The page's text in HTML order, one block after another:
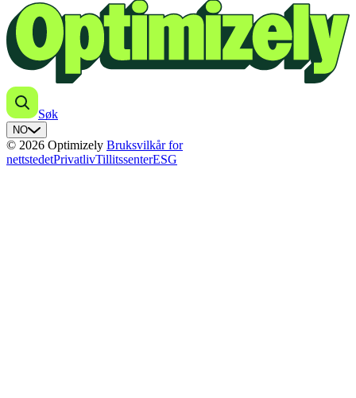
Søk
NO
© 2026 Optimizely Bruksvilkår for
nettstedetPrivatlivTillitssenterESG